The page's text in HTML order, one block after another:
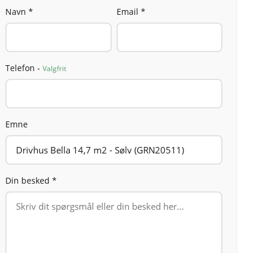
Navn * Email *
Telefon -Valgfrit
Emne
Din besked *